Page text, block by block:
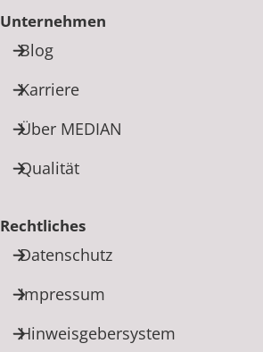
Unternehmen
Blog
Karriere
Über MEDIAN
Qualität
Rechtliches
Datenschutz
Impressum
Hinweisgebersystem